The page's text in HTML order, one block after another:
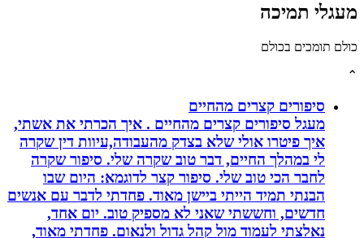
תמיכה
בכולם
סיפורים קצרים מהחיים
מעגל סיפורים קצרים מהחיים . איך הכרתי את אשתי,
איך פיטרו אולי שלא בצדק מהעבודה,עיוות דין שקרה
לי במהלך החיים, דבר טוב שקרה שלי. סיפור שקרה
לחבר הכי טוב שלי. סיפור קצר לדוגמא: היום שבו
הבנתי תמיד הייתי ביישן מאוד. פחדתי לדבר עם אנשים
חדשים, וחששתי שאני לא מספיק טוב. יום אחד,
נאלצתי לעמוד מול קהל גדול ולנאום. פחדתי מאוד,